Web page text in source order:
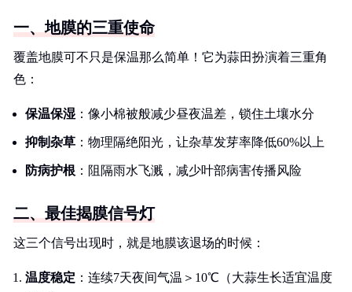
一、地膜的三重使命
覆盖地膜可不只是保温那么简单！它为蒜田扮演着三重角
色：
保温保湿 ：像小棉被般减少昼夜温差，锁住土壤水分
抑制杂草 ：物理隔绝阳光，让杂草发芽率降低60%以上
防病护根 ：阻隔雨水飞溅，减少叶部病害传播风险
二、最佳揭膜信号灯
这三个信号出现时，就是地膜该退场的时候：
温度稳定 ：连续7天夜间气温＞10℃（大蒜生长适宜温度